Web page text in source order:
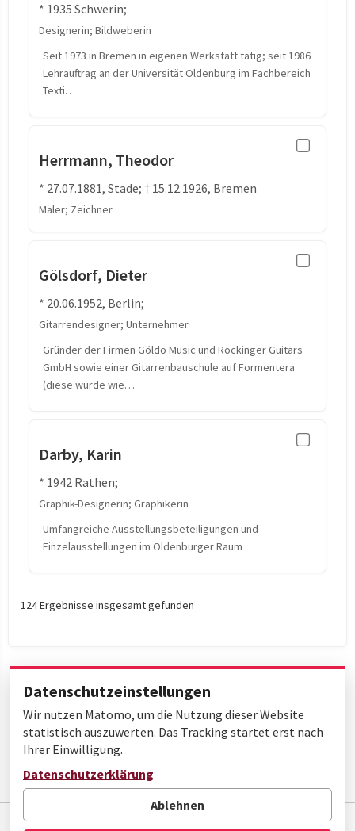
* 1935 Schwerin;
Designerin; Bildweberin
Seit 1973 in Bremen in eigenen Werkstatt tätig; seit 1986
Lehrauftrag an der Universität Oldenburg im Fachbereich
Texti…
Herrmann, Theodor
* 27.07.1881, Stade; † 15.12.1926, Bremen
Maler; Zeichner
Gölsdorf, Dieter
* 20.06.1952, Berlin;
Gitarrendesigner; Unternehmer
Gründer der Firmen Göldo Music und Rockinger Guitars
GmbH sowie einer Gitarrenbauschule auf Formentera
(diese wurde wie…
Darby, Karin
* 1942 Rathen;
Graphik-Designerin; Graphikerin
Umfangreiche Ausstellungsbeteiligungen und
Einzelausstellungen im Oldenburger Raum
124 Ergebnisse insgesamt gefunden
« Erste ‹ Zurück
Seite 6 von 7
Weiter ›
Impressum Datenschutz Barrierefreiheit
Datenschutzeinstellungen
Wir nutzen Matomo, um die Nutzung dieser Website
statistisch auszuwerten. Das Tracking startet erst nach
Ihrer Einwilligung.
Datenschutzerklärung
Ablehnen